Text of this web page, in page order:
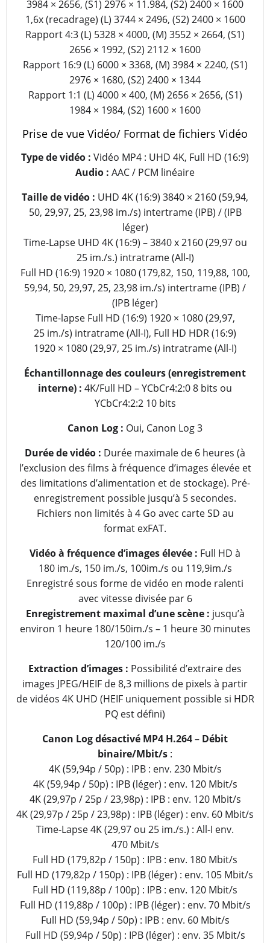
3984 × 2656, (S1) 2976 × 11.984, (S2) 2400 × 1600
1,6x (recadrage) (L) 3744 × 2496, (S2) 2400 × 1600
Rapport 4:3 (L) 5328 × 4000, (M) 3552 × 2664, (S1)
2656 × 1992, (S2) 2112 × 1600
Rapport 16:9 (L) 6000 × 3368, (M) 3984 × 2240, (S1)
2976 × 1680, (S2) 2400 × 1344
Rapport 1:1 (L) 4000 × 400, (M) 2656 × 2656, (S1)
1984 × 1984, (S2) 1600 × 1600
Prise de vue Vidéo/ Format de fichiers Vidéo
Type de vidéo : Vidéo MP4 : UHD 4K, Full HD (16:9)
Audio : AAC / PCM linéaire
Taille de vidéo : UHD 4K (16:9) 3840 × 2160 (59,94,
50, 29,97, 25, 23,98 im./s) intertrame (IPB) / (IPB
léger)
Time-Lapse UHD 4K (16:9) – 3840 x 2160 (29,97 ou
25 im./s.) intratrame (All-I)
Full HD (16:9) 1920 × 1080 (179,82, 150, 119,88, 100,
59,94, 50, 29,97, 25, 23,98 im./s) intertrame (IPB) /
(IPB léger)
Time-lapse Full HD (16:9) 1920 × 1080 (29,97,
25 im./s) intratrame (All-I), Full HD HDR (16:9)
1920 × 1080 (29,97, 25 im./s) intratrame (All-I)
Échantillonnage des couleurs (enregistrement
interne) : 4K/Full HD – YCbCr4:2:0 8 bits ou
YCbCr4:2:2 10 bits
Canon Log : Oui, Canon Log 3
Durée de vidéo : Durée maximale de 6 heures (à
l’exclusion des films à fréquence d’images élevée et
des limitations d’alimentation et de stockage). Pré-
enregistrement possible jusqu’à 5 secondes.
Fichiers non limités à 4 Go avec carte SD au
format exFAT.
Vidéo à fréquence d’images élevée : Full HD à
180 im./s, 150 im./s, 100im./s ou 119,9im./s
Enregistré sous forme de vidéo en mode ralenti
avec vitesse divisée par 6
Enregistrement maximal d’une scène : jusqu’à
environ 1 heure 180/150im./s – 1 heure 30 minutes
120/100 im./s
Extraction d’images : Possibilité d’extraire des
images JPEG/HEIF de 8,3 millions de pixels à partir
de vidéos 4K UHD (HEIF uniquement possible si HDR
PQ est défini)
Canon Log désactivé MP4 H.264– Débit
binaire/Mbit/s :
4K (59,94p / 50p) : IPB : env. 230 Mbit/s
4K (59,94p / 50p) : IPB (léger) : env. 120 Mbit/s
4K (29,97p / 25p / 23,98p) : IPB : env. 120 Mbit/s
4K (29,97p / 25p / 23,98p) : IPB (léger) : env. 60 Mbit/s
Time-Lapse 4K (29,97 ou 25 im./s.) : All-I env.
470 Mbit/s
Full HD (179,82p / 150p) : IPB : env. 180 Mbit/s
Full HD (179,82p / 150p) : IPB (léger) : env. 105 Mbit/s
Full HD (119,88p / 100p) : IPB : env. 120 Mbit/s
Full HD (119,88p / 100p) : IPB (léger) : env. 70 Mbit/s
Full HD (59,94p / 50p) : IPB : env. 60 Mbit/s
Full HD (59,94p / 50p) : IPB (léger) : env. 35 Mbit/s